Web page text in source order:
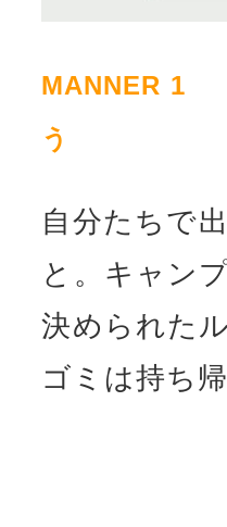
MANNER 1
う
自分たちで
と。キャン
決められた
ゴミは持ち